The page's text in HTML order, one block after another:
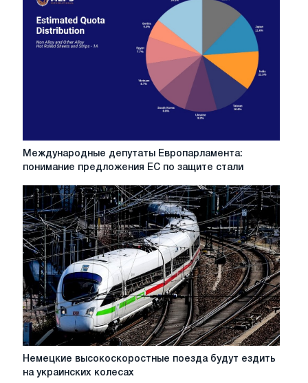
обвалу?
Международные
понимание
предложения
ЕС
по
защите
стали
Международные депутаты Европарламента:
понимание предложения ЕС по защите стали
Немецкие
высокоскоростные
Немецкие высокоскоростные поезда будут ездить
на украинских колесах